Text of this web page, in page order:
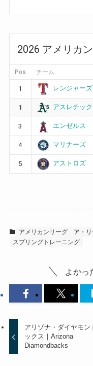
2026 アメリカ
Pos チーム
1 レンジャーズ
1 アスレチッ
3 エンゼルス
4 マリナーズ
5 アストロズ
アメリカンリーグ ア・
スプリングトレーニング
よかっ
アリゾナ・ダイヤモン
ックス｜Arizona
Diamondbacks